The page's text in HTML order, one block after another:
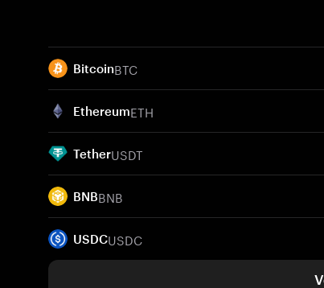
BitcoinBTC
EthereumETH
TetherUSDT
BNBBNB
USDCUSDC